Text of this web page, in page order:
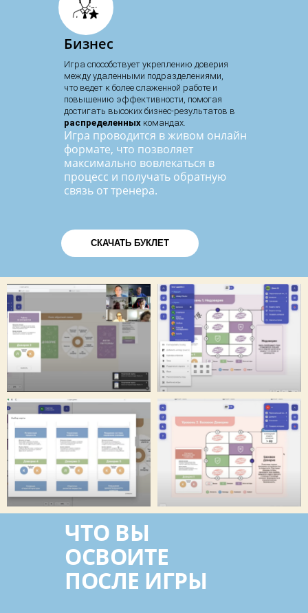
Бизнес
Игра способствует укреплению доверия
между удаленными подразделениями,
что ведет к более слаженной работе и
повышению эффективности, помогая
достигать высоких бизнес-результатов в
распределенных командах.
Игра проводится в живом онлайн
формате, что позволяет
максимально вовлекаться в
процесс и получать обратную
связь от тренера.
СКАЧАТЬ БУКЛЕТ
ЧТО ВЫ
ОСВОИТЕ
ПОСЛЕ ИГРЫ